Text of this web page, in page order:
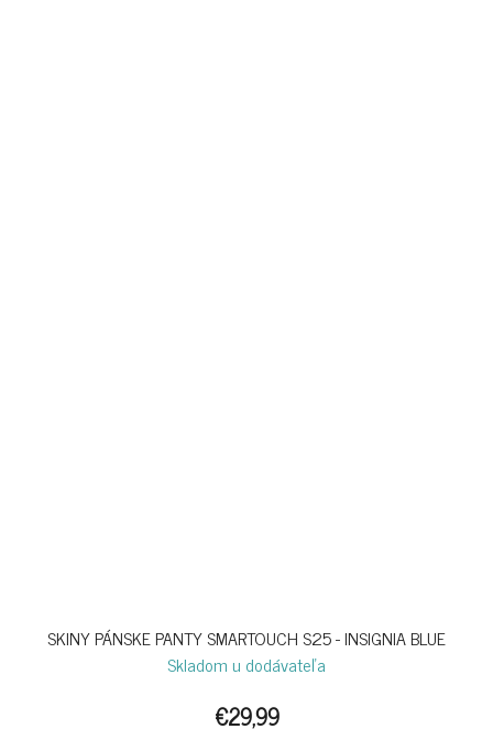
SKINY PÁNSKE PANTY SMARTOUCH S25 - INSIGNIA BLUE
Skladom u dodávateľa
€29,99